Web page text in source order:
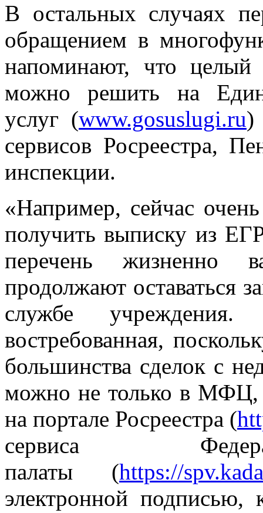
В остальных случаях
обращением в
напоминают, что
можно решить на
услуг (www.gosuslugi.ru)
сервисов Росреестра,
инспекции.
«Например, сейчас
получить выписку из
перечень
продолжают оставаться
службе учреждения.
востребованная,
большинства сделок с
можно не только в МФЦ,
на портале Росреестра (
сервиса
палаты (https://
электронной подписью,